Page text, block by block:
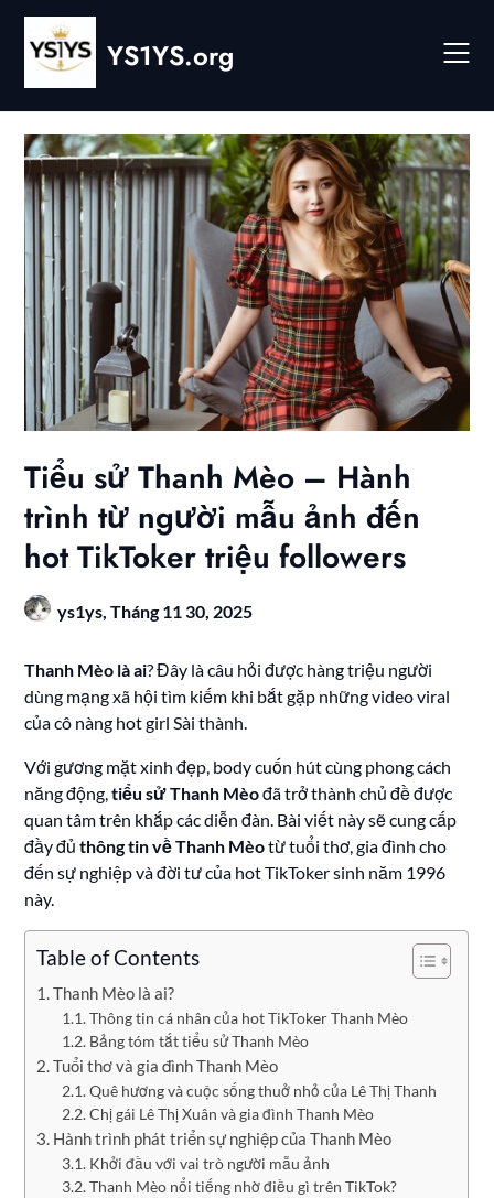
Skip
content
YS1YS.org
Tiểu sử Thanh Mèo – Hành
trình từ người mẫu ảnh đến
hot TikToker triệu followers
ys1ys,Tháng 11 30, 2025
Thanh Mèo là ai? Đây là câu hỏi được hàng triệu người
dùng mạng xã hội tìm kiếm khi bắt gặp những video viral
của cô nàng hot girl Sài thành.
Với gương mặt xinh đẹp, body cuốn hút cùng phong cách
năng động,tiểu sử Thanh Mèođã trở thành chủ đề được
quan tâm trên khắp các diễn đàn. Bài viết này sẽ cung cấp
đầy đủthông tin về Thanh Mèotừ tuổi thơ, gia đình cho
đến sự nghiệp và đời tư của hot TikToker sinh năm 1996
này.
Table of Contents
Thanh Mèo là ai?
Thông tin cá nhân của hot TikToker Thanh Mèo
Bảng tóm tắt tiểu sử Thanh Mèo
Tuổi thơ và gia đình Thanh Mèo
Quê hương và cuộc sống thuở nhỏ của Lê Thị Thanh
Chị gái Lê Thị Xuân và gia đình Thanh Mèo
Hành trình phát triển sự nghiệp của Thanh Mèo
Khởi đầu với vai trò người mẫu ảnh
Thanh Mèo nổi tiếng nhờ điều gì trên TikTok?